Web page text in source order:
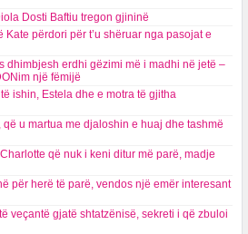
Dosti Baftiu tregon gjininë
Kate përdori për t’u shëruar nga pasojat e
dhimbjesh erdhi gëzimi më i madhi në jetë –
një fëmijë
ishin, Estela dhe e motra të gjitha
u martua me djaloshin e huaj dhe tashmë
që nuk i keni ditur më parë, madje
për herë të parë, vendos një emër interesant
veçantë gjatë shtatzënisë, sekreti i që zbuloi